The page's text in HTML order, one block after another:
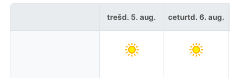
trešd. 5. aug. ceturtd. 6. aug.